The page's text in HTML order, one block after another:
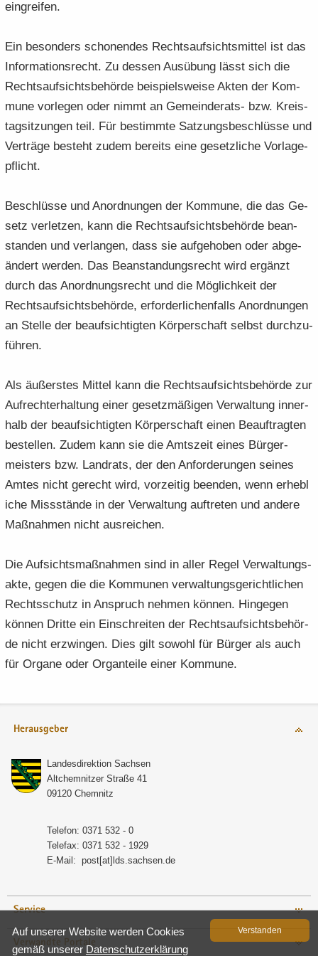
ein­grei­fen.
Ein be­son­ders scho­nen­des Rechts­auf­sichts­mit­tel ist das
In­for­ma­ti­ons­recht. Zu des­sen Aus­übung lässt sich die
Rechts­auf­sichts­be­hör­de bei­spiels­wei­se Akten der Kom­
mu­ne vor­le­gen oder nimmt an Gemeinderats-​ bzw. Kreis­
tag­sit­zun­gen teil. Für be­stimm­te Sat­zungs­be­schlüs­se und
Ver­trä­ge be­steht zudem be­reits eine ge­setz­li­che Vor­la­ge­
pflicht.
Be­schlüs­se und An­ord­nun­gen der Kom­mu­ne, die das Ge­
setz ver­let­zen, kann die Rechts­auf­sichts­be­hör­de be­an­
stan­den und ver­lan­gen, dass sie auf­ge­ho­ben oder ab­ge­
än­dert wer­den. Das Be­an­stan­dungs­recht wird er­gänzt
durch das An­ord­nungs­recht und die Mög­lich­keit der
Rechts­auf­sichts­be­hör­de, er­for­der­li­chen­falls An­ord­nun­gen
an Stel­le der be­auf­sich­tig­ten Kör­per­schaft selbst durch­zu­
füh­ren.
Als äu­ßers­tes Mit­tel kann die Rechts­auf­sichts­be­hör­de zur
Auf­recht­erhal­tung einer ge­setz­mä­ßi­gen Ver­wal­tung in­ner­
halb der be­auf­sich­tig­ten Kör­per­schaft einen Be­auf­trag­ten
be­stel­len. Zudem kann sie die Amts­zeit eines Bür­ger­
meis­ters bzw. Land­rats, der den An­for­de­run­gen sei­nes
Amtes nicht ge­recht wird, vor­zei­tig be­en­den, wenn er­heb­l
i­che Miss­stän­de in der Ver­wal­tung auf­tre­ten und an­de­re
Maß­nah­men nicht aus­rei­chen.
Die Auf­sichts­maß­nah­men sind in aller Regel Ver­wal­tungs­
ak­te, gegen die die Kom­mu­nen ver­wal­tungs­ge­richt­li­chen
Rechts­schutz in An­spruch neh­men kön­nen. Hin­ge­gen
kön­nen Drit­te ein Ein­schrei­ten der Rechts­auf­sichts­be­hör­
de nicht er­zwin­gen. Dies gilt so­wohl für Bür­ger als auch
für Or­ga­ne oder Or­gan­tei­le einer Kom­mu­ne.
Herausgeber
Lan­des­di­rek­ti­on Sach­sen
Alt­chem­nit­zer Stra­ße 41
09120 Chem­nitz
Te­le­fon: 0371 532 - 0
Te­le­fax: 0371 532 - 1929
E-​Mail: post[at]lds.sach­sen.de
Service
Verwandte Portale
Ver­stan­den
Auf un­se­rer Web­site wer­den Coo­kies
gemäß un­se­rerDa­ten­schutz­er­klä­rung